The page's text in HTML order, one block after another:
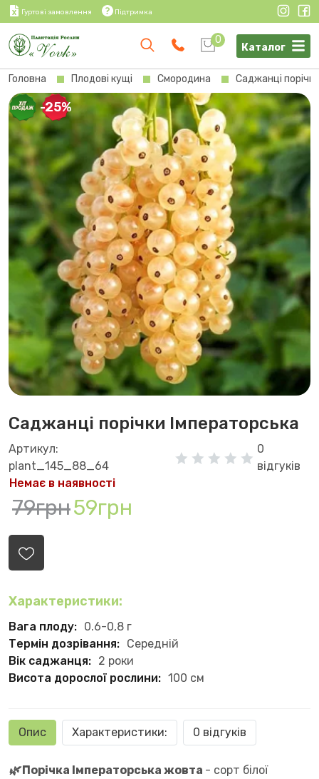
Гуртові замовлення Підтримка
0
Каталог
Головна Плодові кущі Смородина Саджанці
-25%
Саджанці порічки Імператорська
Артикул:
plant_145_88_64
0
відгуків
Немає в наявності
79грн59грн
Характеристики:
Вага плоду: 0.6-0,8 г
Термін дозрівання: Середній
Вік саджанця: 2 роки
Висота дорослої рослини: 100 см
Опис Характеристики: 0 відгуків
🌿Порічка Імператорська жовта - сорт білої